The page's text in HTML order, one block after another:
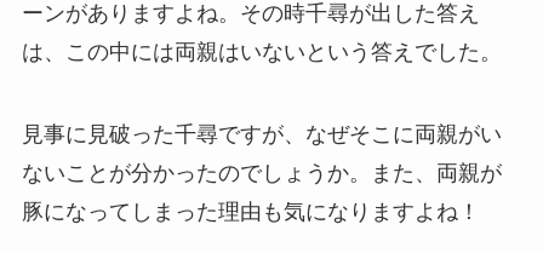
ーンがありますよね。その時千尋が出した答え
は、この中には両親はいないという答えでした。
見事に見破った千尋ですが、なぜそこに両親がい
ないことが分かったのでしょうか。また、両親が
豚になってしまった理由も気になりますよね！